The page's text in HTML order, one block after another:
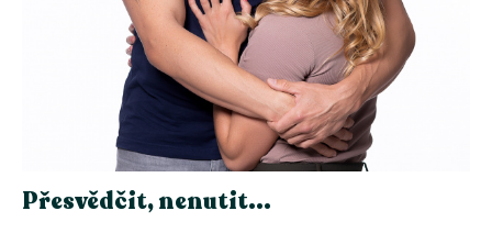
Přesvědčit, nenutit...